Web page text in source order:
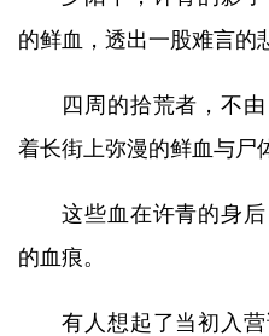
的鲜血，透出一股难言的
四周的拾荒者，不
着长街上弥漫的鲜血与尸
这些血在许青的身
的血痕。
有人想起了当初入